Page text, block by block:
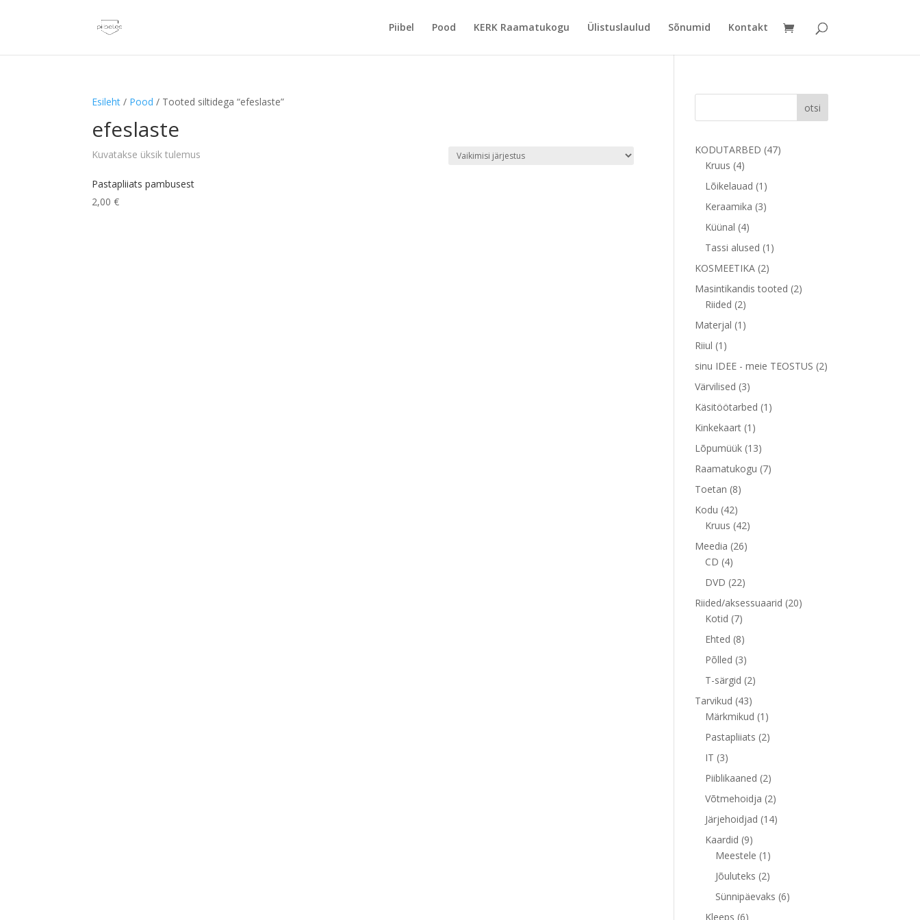
Piibel Pood KERK Raamatukogu Ülistuslaulud Sõnumid Kontakt
Esileht / Pood / Tooted siltidega “efeslaste”
efeslaste
Kuvatakse üksik tulemus
Pastapliiats pambusest
2,00€
otsi
KODUTARBED 4747
Kruus 44
toodet
Lõikelauad 1 1
toode
Keraamika 33
Küünal 44
toodet
Tassi alused 1 1
KOSMEETIKA 22
toodet
Masintikandis tooted 22
Riided 22
toodet
Materjal 1 1
Riiul 1 1
toode
sinu IDEE - meie TEOSTUS 22
Värvilised 33
toodet
Käsitöötarbed 1 1
Kinkekaart 1 1
toode
Lõpumüük 1313
toodet
Raamatukogu 77
Toetan 88
Kodu 4242
toodet
Kruus 4242
Meedia 2626
CD 44
toodet
DVD 2222
Riided/aksessuaarid 2020
Kotid 77
toodet
Ehted 88
toodet
Põlled 33
toodet
T-särgid 22
Tarvikud 4343
toodet
Märkmikud 1 1
toode
Pastapliiats 22
IT 33
toodet
Piiblikaaned 22
toodet
Võtmehoidja 22
toodet
Järjehoidjad 1414
Kaardid 99
toodet
Meestele 1 1
toode
Jõuluteks 22
toodet
Sünnipäevaks 66
Kleeps 66